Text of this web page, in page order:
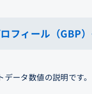
フィール（GBP
ータ数値の説明です。